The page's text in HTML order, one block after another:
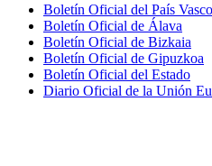
Boletín Oficial del País Vasco
Boletín Oficial de Álava
Boletín Oficial de Bizkaia
Boletín Oficial de Gipuzkoa
Boletín Oficial del Estado
Diario Oficial de la Unión